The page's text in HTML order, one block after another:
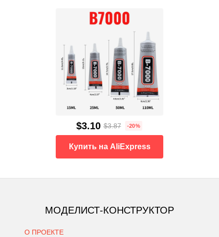
$3.10 $3.87 -20%
Купить на AliExpress
МОДЕЛИСТ-КОНСТРУКТОР
О ПРОЕКТЕ